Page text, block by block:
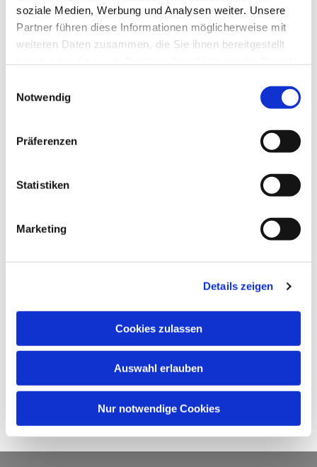
soziale Medien, Werbung und Analysen weiter. Unsere
Partner führen diese Informationen möglicherweise mit
weiteren Daten zusammen, die Sie ihnen bereitgestellt
Notwendig
Präferenzen
Statistiken
Marketing
Details zeigen
Cookies zulassen
Auswahl erlauben
Nur notwendige Cookies
Dies könnte Sie auch
interessieren